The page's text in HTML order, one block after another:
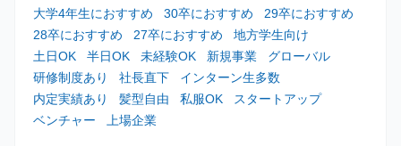
大学4年生におすすめ
30卒におすすめ
29卒におすすめ
28卒におすすめ
27卒におすすめ
地方学生向け
土日OK
半日OK 未経験OK 新規事業
グローバル
研修制度あり
社長直下
インターン生多数
内定実績あり
髪型自由 私服OK
スタートアップ
ベンチャー
上場企業